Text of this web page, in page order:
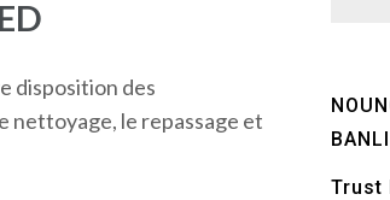
disposition des
nettoyage, le repassage et
Trust